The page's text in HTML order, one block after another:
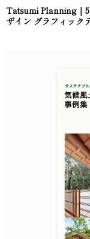
Tatsumi Planning｜
ザイン グラフィック